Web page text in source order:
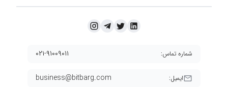
ایمیل: business@bitbarg.com
شماره تماس: ۰۲۱-۹۱۰۰۹۰۱۱